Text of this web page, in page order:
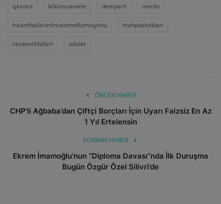
işkence kötümuamele demparti meclis
İnsanHaklarınıİncelemeKomisyonu mahpushakları
cezaeviihlalleri adalet
ÖNCEKI HABER
CHP’li Ağbaba’dan Çiftçi Borçları İçin Uyarı Faizsiz En Az
1 Yıl Ertelensin
SONRAKI HABER
Ekrem İmamoğlu’nun “Diploma Davası”nda İlk Duruşma
Bugün Özgür Özel Silivri’de